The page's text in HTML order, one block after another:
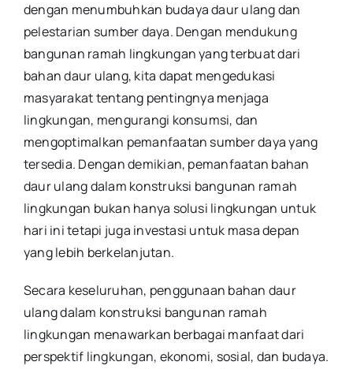
dengan menumbuhkan budaya daur ulang dan
pelestarian sumber daya. Dengan mendukung
bangunan ramah lingkungan yang terbuat dari
bahan daur ulang, kita dapat mengedukasi
masyarakat tentang pentingnya menjaga
lingkungan, mengurangi konsumsi, dan
mengoptimalkan pemanfaatan sumber daya yang
tersedia. Dengan demikian, pemanfaatan bahan
daur ulang dalam konstruksi bangunan ramah
lingkungan bukan hanya solusi lingkungan untuk
hari ini tetapi juga investasi untuk masa depan
yang lebih berkelanjutan.
Secara keseluruhan, penggunaan bahan daur
ulang dalam konstruksi bangunan ramah
lingkungan menawarkan berbagai manfaat dari
perspektif lingkungan, ekonomi, sosial, dan budaya.